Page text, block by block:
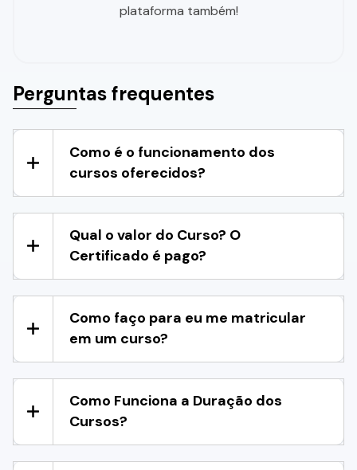
plataforma também!
Perguntas frequentes
Como é o funcionamento dos
cursos oferecidos?
Qual o valor do Curso? O
Certificado é pago?
Como faço para eu me matricular
em um curso?
Como Funciona a Duração dos
Cursos?